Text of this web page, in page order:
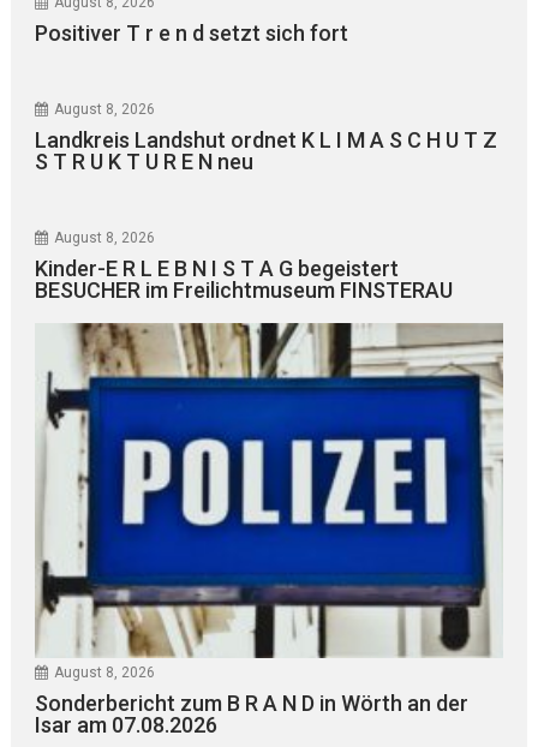
Positiver T r e n d setzt sich fort
August 8, 2026
Landkreis Landshut ordnet K L I M A S C H U T Z
S T R U K T U R E N neu
August 8, 2026
Kinder-E R L E B N I S T A G begeistert
BESUCHER im Freilichtmuseum FINSTERAU
August 8, 2026
Sonderbericht zum B R A N D in Wörth an der
Isar am 07.08.2026